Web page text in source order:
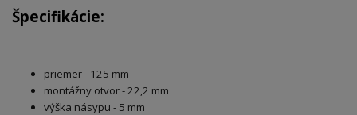
Špecifikácie:
priemer - 125 mm
montážny otvor - 22,2 mm
výška násypu - 5 mm